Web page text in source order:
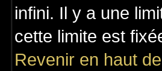
infini. Il y a une
cette limite est
Revenir en haut